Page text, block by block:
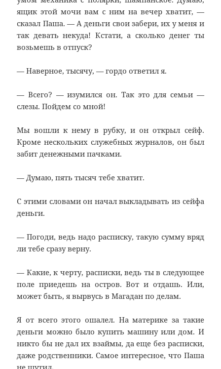
ящик этой мочи вам с ним на вечер хватит, —
сказал Паша. — А деньги свои забери, их у меня и
так девать некуда! Кстати, а сколько денег ты
возьмешь в отпуск?
— Наверное, тысячу, — гордо ответил я.
— Всего? — изумился он. Так это для семьи —
слезы. Пойдем со мной!
Мы вошли к нему в рубку, и он открыл сейф.
Кроме нескольких служебных журналов, он был
забит денежными пачками.
— Думаю, пять тысяч тебе хватит.
С этими словами он начал выкладывать из сейфа
деньги.
— Погоди, ведь надо расписку, такую сумму вряд
ли тебе сразу верну.
— Какие, к черту, расписки, ведь ты в следующее
поле приедешь на остров. Вот и отдашь. Или,
может быть, я вырвусь в Магадан по делам.
Я от всего этого ошалел. На материке за такие
деньги можно было купить машину или дом. И
никто бы не дал их взаймы, да еще без расписки,
даже родственники. Самое интересное, что Паша
не шутил.